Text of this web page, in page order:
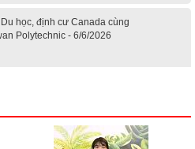
học, định cư Canada cùng
Polytechnic - 6/6/2026
Mỹ 18.4.2026 - Đại học Mỹ học phí